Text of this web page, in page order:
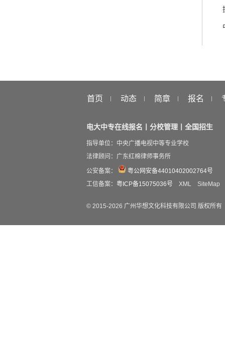
首页 动态 简章 报名
电大中专在线报名丨分校管理丨全国招生
指导单位：中央广播电视中等专业学校
法律顾问：广东红棉律师事务所
公安备案：
粤公网安备44010402002764号
工信备案： 粤ICP备15075036号 XML SiteMap
© 2015-2026 广州华想文化科技有限公司 版权所有